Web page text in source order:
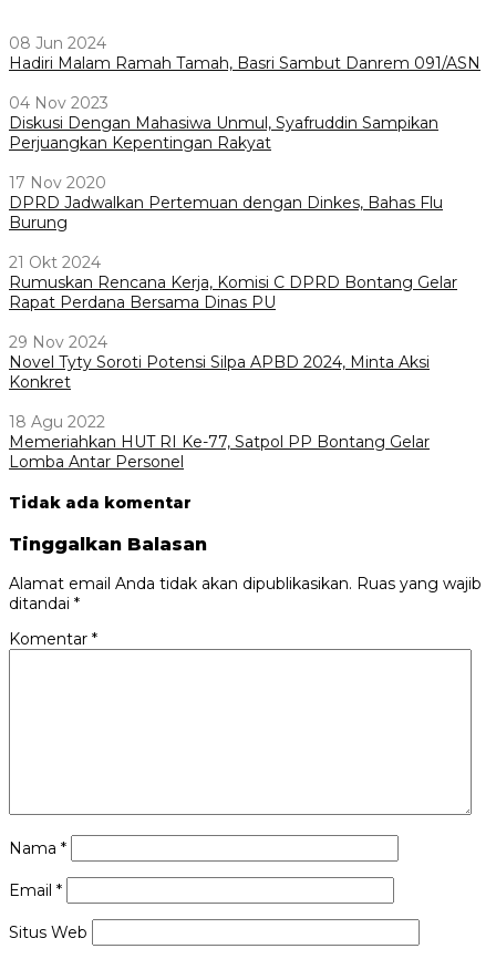
08 Jun 2024
Hadiri Malam Ramah Tamah, Basri Sambut Danrem 091/ASN
04 Nov 2023
Diskusi Dengan Mahasiwa Unmul, Syafruddin Sampikan
Perjuangkan Kepentingan Rakyat
17 Nov 2020
DPRD Jadwalkan Pertemuan dengan Dinkes, Bahas Flu
Burung
21 Okt 2024
Rumuskan Rencana Kerja, Komisi C DPRD Bontang Gelar
Rapat Perdana Bersama Dinas PU
29 Nov 2024
Novel Tyty Soroti Potensi Silpa APBD 2024, Minta Aksi
Konkret
18 Agu 2022
Memeriahkan HUT RI Ke-77, Satpol PP Bontang Gelar
Lomba Antar Personel
Tidak ada komentar
Tinggalkan Balasan
Alamat email Anda tidak akan dipublikasikan. Ruas yang wajib
ditandai *
Komentar *
Nama *
Email *
Situs Web